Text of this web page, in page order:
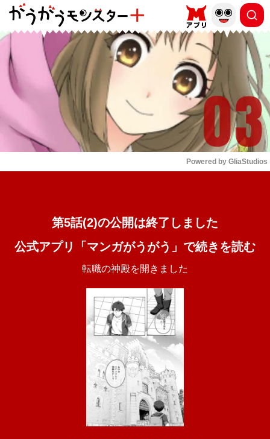
もっと読む
Powered by GliaStudios
第5話(2)の公開は終了しました
公式アプリ「マンガがうがう」で続きを読む
転職の神殿を開きました